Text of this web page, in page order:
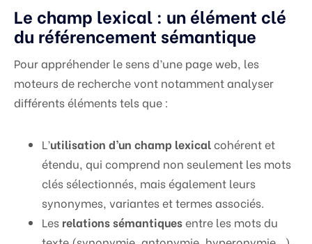
Le champ lexical : un élément clé
du référencement sémantique
Pour appréhender le sens d’une page web, les
moteurs de recherche vont notamment analyser
différents éléments tels que :
L’utilisation d’un champ lexicalcohérent et
étendu, qui comprend non seulement les mots
clés sélectionnés, mais également leurs
synonymes, variantes et termes associés.
Les relations sémantiquesentre les mots du